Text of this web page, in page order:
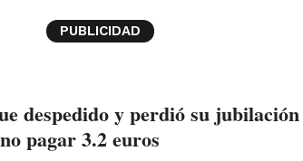
PUBLICIDAD
despedido y perdió su jubilación
pagar 3.2 euros